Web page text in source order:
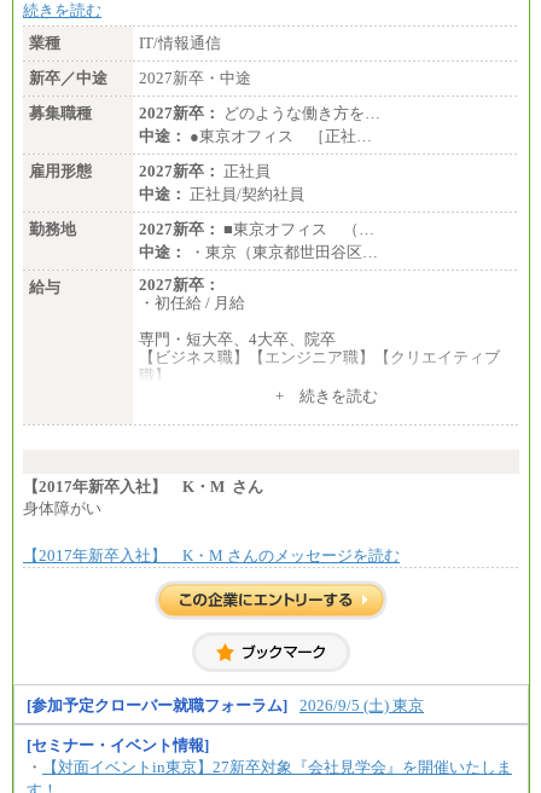
続きを読む
業種
IT/情報通信
新卒／中途
2027新卒・中途
募集職種
2027新卒：
どのような働き方を…
中途： ●東京オフィス ［正社…
雇用形態
2027新卒： 正社員
中途： 正社員/契約社員
勤務地
2027新卒： ■東京オフィス （…
中途：
・東京（東京都世田谷区…
給与
2027新卒：
・初任給 / 月給
専門・短大卒、4大卒、院卒
【ビジネス職】【エンジニア職】【クリエイティブ
職】
※試用期間中も給与に変更はございません 。
②④⑦⑩月給：225,000円～270,000円
⑨月給：250,000円～330,000円
※経験、能力等を考慮の上、当社規定により決定
+ 続きを読む
【2017年新卒入社】 K・M さん
身体障がい
【2017年新卒入社】 K・M さんのメッセージを読む
[参加予定クローバー就職フォーラム] 2026/9/5 (土) 東京
[セミナー・イベント情報]
・
【対面イベントin東京】27新卒対象『会社見学会』を開催いたしま